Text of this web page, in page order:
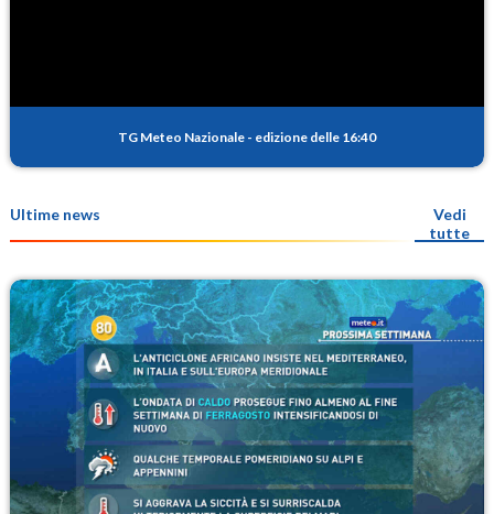
TG Meteo Nazionale - edizione delle 16:40
Ultime news
Vedi
tutte